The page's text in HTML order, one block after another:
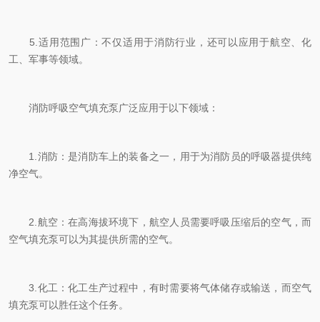
5.适用范围广：不仅适用于消防行业，还可以应用于航空、化
工、军事等领域。
消防呼吸空气填充泵广泛应用于以下领域：
1.消防：是消防车上的装备之一，用于为消防员的呼吸器提供纯
净空气。
2.航空：在高海拔环境下，航空人员需要呼吸压缩后的空气，而
空气填充泵可以为其提供所需的空气。
3.化工：化工生产过程中，有时需要将气体储存或输送，而空气
填充泵可以胜任这个任务。